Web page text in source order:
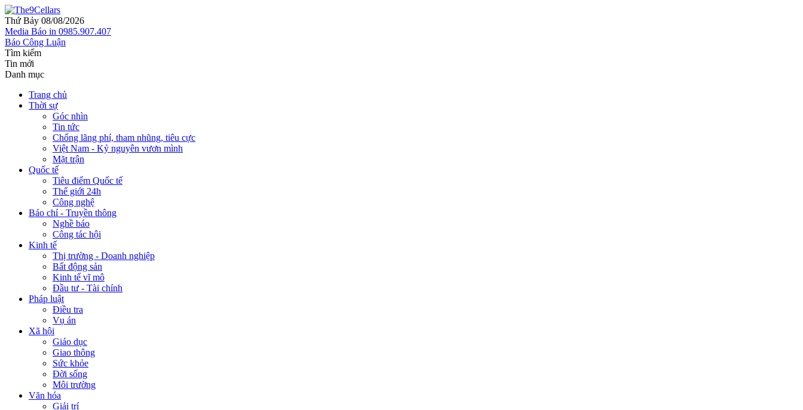
Thứ Bảy 08/08/2026
Media Báo in 0985.907.407
Báo Công Luận
Tìm kiếm
Tin mới
Danh mục
Trang chủ
Thời sự
Góc nhìn
Tin tức
Chống lãng phí, tham nhũng, tiêu cực
Việt Nam - Kỷ nguyên vươn mình
Mặt trận
Quốc tế
Tiêu điểm Quốc tế
Thế giới 24h
Công nghệ
Báo chí - Truyền thông
Nghề báo
Công tác hội
Kinh tế
Thị trường - Doanh nghiệp
Bất động sản
Kinh tế vĩ mô
Đầu tư - Tài chính
Pháp luật
Điều tra
Vụ án
Xã hội
Giáo dục
Giao thông
Sức khỏe
Đời sống
Môi trường
Văn hóa
Giải trí